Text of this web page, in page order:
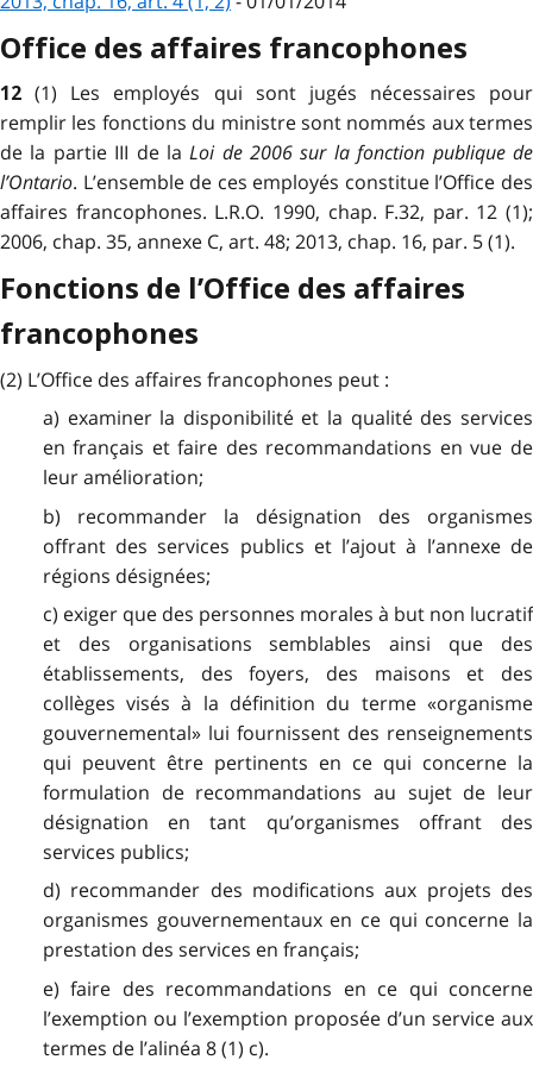
Office des affaires francophones
12(1) Les employés qui sont jugés nécessaires pour
remplir les fonctions du ministre sont nommés aux termes
de la partie III de laLoi de 2006 sur la fonction publique de
l’Ontario. L’ensemble de ces employés constitue l’Office des
affaires francophones. L.R.O. 1990, chap. F.32, par. 12 (1);
2006, chap. 35, annexe C, art. 48; 2013, chap. 16, par. 5 (1).
Fonctions de l’Office des affaires
francophones
(2) L’Office des affaires francophones peut :
a) examiner la disponibilité et la qualité des services
en français et faire des recommandations en vue de
leur amélioration;
b) recommander la désignation des organismes
offrant des services publics et l’ajout à l’annexe de
régions désignées;
c) exiger que des personnes morales à but non lucratif
et des organisations semblables ainsi que des
établissements, des foyers, des maisons et des
collèges visés à la définition du terme «organisme
gouvernemental» lui fournissent des renseignements
qui peuvent être pertinents en ce qui concerne la
formulation de recommandations au sujet de leur
désignation en tant qu’organismes offrant des
services publics;
d) recommander des modifications aux projets des
organismes gouvernementaux en ce qui concerne la
prestation des services en français;
e) faire des recommandations en ce qui concerne
l’exemption ou l’exemption proposée d’un service aux
termes de l’alinéa 8 (1) c).